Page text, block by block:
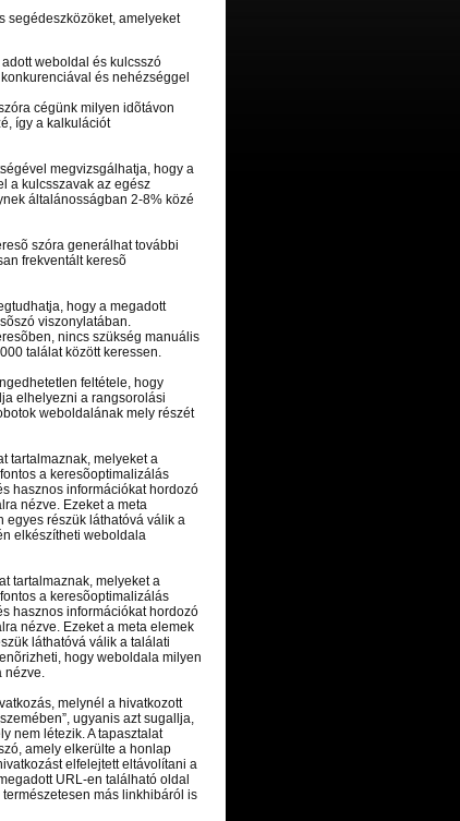
segédeszközöket, amelyeket
weboldal és kulcsszó
és nehézséggel
cégünk milyen idõtávon
így a kalkulációt
megvizsgálhatja, hogy a
a kulcsszavak az egész
általánosságban 2-8% közé
szóra generálhat további
frekventált keresõ
hogy a megadott
viszonylatában.
nincs szükség manuális
találat között keressen.
feltétele, hogy
elhelyezni a rangsorolási
weboldalának mely részét
tartalmaznak, melyeket a
a keresõoptimalizálás
hasznos információkat hordozó
nézve. Ezeket a meta
egyes részük láthatóvá válik a
elkészítheti weboldala
tartalmaznak, melyeket a
a keresõoptimalizálás
hasznos információkat hordozó
nézve. Ezeket a meta elemek
láthatóvá válik a találati
hogy weboldala milyen
melynél a hivatkozott
ugyanis azt sugallja,
nem létezik. A tapasztalat
amely elkerülte a honlap
elfelejtett eltávolítani a
URL-en található oldal
más linkhibáról is